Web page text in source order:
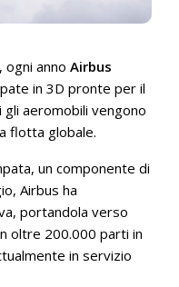
, ogni anno Airbus
in 3D pronte per il
aeromobili vengono
flotta globale.
un componente di
Airbus ha
portandola verso
oltre 200.000 parti in
in servizio